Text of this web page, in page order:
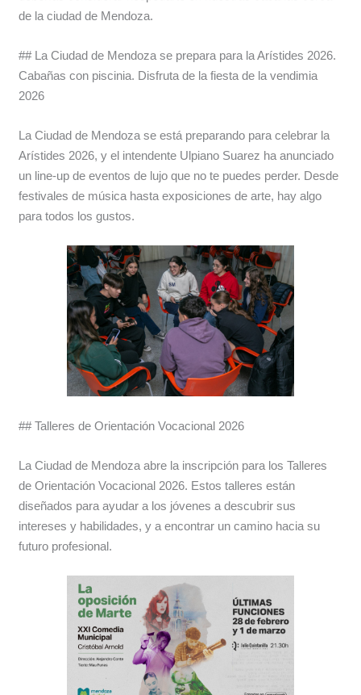
de la ciudad de Mendoza.
## La Ciudad de Mendoza se prepara para la Arístides 2026.
Cabañas con piscinia. Disfruta de la fiesta de la vendimia
2026
La Ciudad de Mendoza se está preparando para celebrar la
Arístides 2026, y el intendente Ulpiano Suarez ha anunciado
un line-up de eventos de lujo que no te puedes perder. Desde
festivales de música hasta exposiciones de arte, hay algo
para todos los gustos.
## Talleres de Orientación Vocacional 2026
La Ciudad de Mendoza abre la inscripción para los Talleres
de Orientación Vocacional 2026. Estos talleres están
diseñados para ayudar a los jóvenes a descubrir sus
intereses y habilidades, y a encontrar un camino hacia su
futuro profesional.